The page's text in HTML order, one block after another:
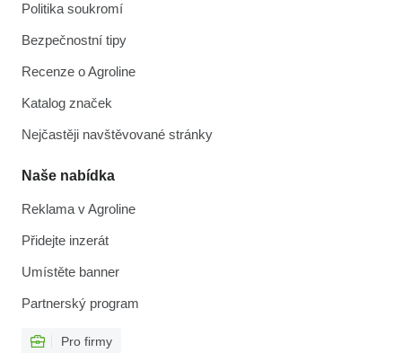
Politika soukromí
Bezpečnostní tipy
Recenze o Agroline
Katalog značek
Nejčastěji navštěvované stránky
Naše nabídka
Reklama v Agroline
Přidejte inzerát
Umístěte banner
Partnerský program
Pro firmy